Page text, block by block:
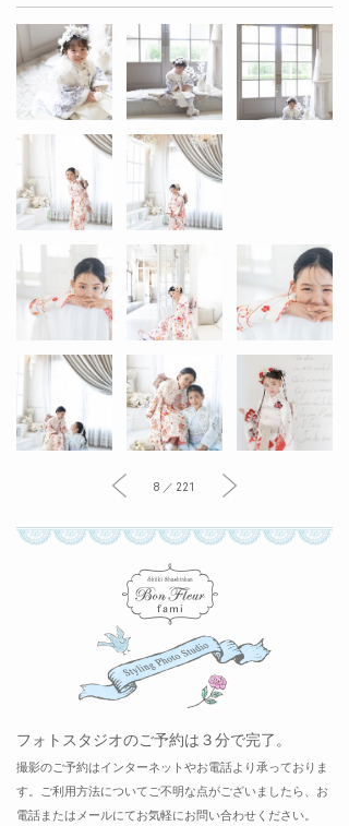
8 ／ 221
フォトスタジオのご予約は３分で完了。
撮影のご予約はインターネットやお電話より承っておりま
す。ご利用方法についてご不明な点がございましたら、お
電話またはメールにてお気軽にお問い合わせください。